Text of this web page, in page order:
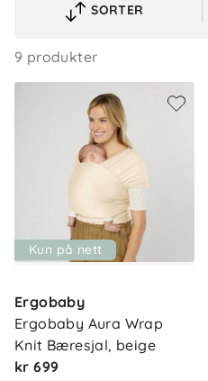
SORTER
9 produkter
Kun på nett
Ergobaby
Ergobaby Aura Wrap
Knit Bæresjal, beige
kr 699